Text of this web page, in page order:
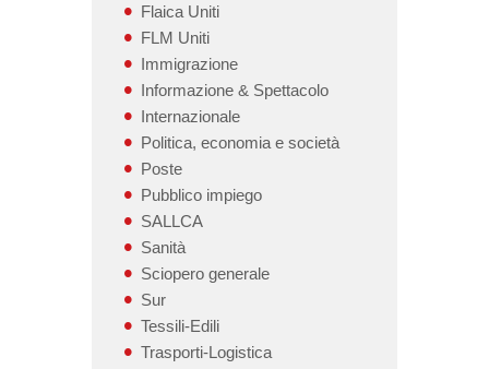
Flaica Uniti
FLM Uniti
Immigrazione
Informazione & Spettacolo
Internazionale
Politica, economia e società
Poste
Pubblico impiego
SALLCA
Sanità
Sciopero generale
Sur
Tessili-Edili
Trasporti-Logistica